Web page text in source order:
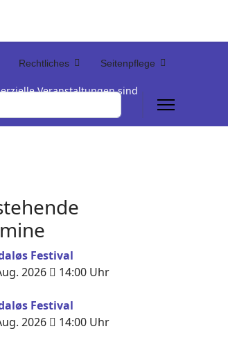
Rechtliches Seitenpflege
Veranstaltungen sind
der Termintabelle
Festival
2026
14:00 Uhr
Festival
2026
14:00 Uhr